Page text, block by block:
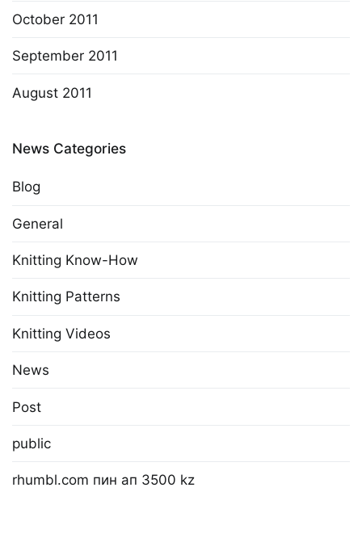
October 2011
September 2011
August 2011
News Categories
Blog
General
Knitting Know-How
Knitting Patterns
Knitting Videos
News
Post
public
rhumbl.com пин ап 3500 kz